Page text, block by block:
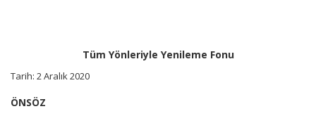
Tüm Yönleriyle Yenileme Fonu
Tarih: 2 Aralık 2020
ÖNSÖZ